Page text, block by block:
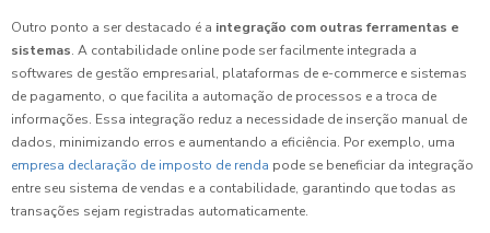
Outro ponto a ser destacado é a integração com outras ferramentas e
sistemas. A contabilidade online pode ser facilmente integrada a
softwares de gestão empresarial, plataformas de e-commerce e sistemas
de pagamento, o que facilita a automação de processos e a troca de
informações. Essa integração reduz a necessidade de inserção manual de
dados, minimizando erros e aumentando a eficiência. Por exemplo, uma
empresa declaração de imposto de renda pode se beneficiar da integração
entre seu sistema de vendas e a contabilidade, garantindo que todas as
transações sejam registradas automaticamente.